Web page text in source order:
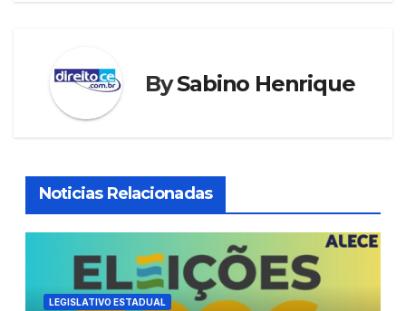
BySabino Henrique
Noticias Relacionadas
LEGISLATIVO ESTADUAL